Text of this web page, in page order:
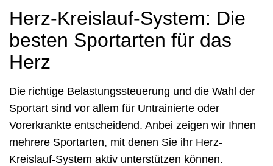
Herz-Kreislauf-System: Die
besten Sportarten für das
Herz
Die richtige Belastungssteuerung und die Wahl der
Sportart sind vor allem für Untrainierte oder
Vorerkrankte entscheidend. Anbei zeigen wir Ihnen
mehrere Sportarten, mit denen Sie ihr Herz-
Kreislauf-System aktiv unterstützen können.